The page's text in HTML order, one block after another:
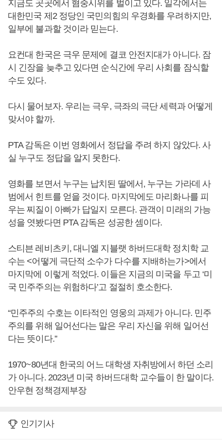
지금도 곳곳에서 혐중시위를 벌이고 있다. 일각에서는
대한민국 제2 정당인 국민의힘의 우경화를 우려하지만,
일부에 불과할 것이라 믿는다.
요컨대 한국은 극우 문제에 결코 안전지대가 아니다. 잠
시 긴장을 늦추고 있다면 순식간에 우리 사회를 잠식할
수도 있다.
다시 물어보자. 우리는 극우, 극좌의 극단 세력과 어떻게
맞서야 할까.
PTA 감독은 이번 영화에서 정답을 주려 하지 않았다. 사
실 누구도 정답을 알지 못한다.
영화를 보면서 누구는 납치된 딸에서, 누구는 가라데 사
범에서 힌트를 얻을 것이다. 마지막에도 마리화나를 피
우는 찌질이 아빠가 답일지 모른다. 관객이 미래의 가능
성을 엿봤다면 PTA 감독은 성공한 셈이다.
스티븐 레비츠키, 대니엘 지블랫 하버드대학 정치학 교
수는 <어떻게 극단적 소수가 다수를 지배하는가>에서
마지막에 이렇게 적었다. 이들은 지금의 미국을 두고 ‘미
국 민주주의는 위험하다’고 절절히 호소한다.
“민주주의 수호는 이타적인 영웅의 과제가 아니다. 민주
주의를 위해 일어선다는 말은 우리 자신을 위해 일어선
다는 뜻이다.”
1970~80년대 한국의 어느 대학생 자취방에서 하던 소리
가 아니다. 2023년 미국 하버드대학 교수들이 한 말이다.
안우현 정책경제부장
인기기사